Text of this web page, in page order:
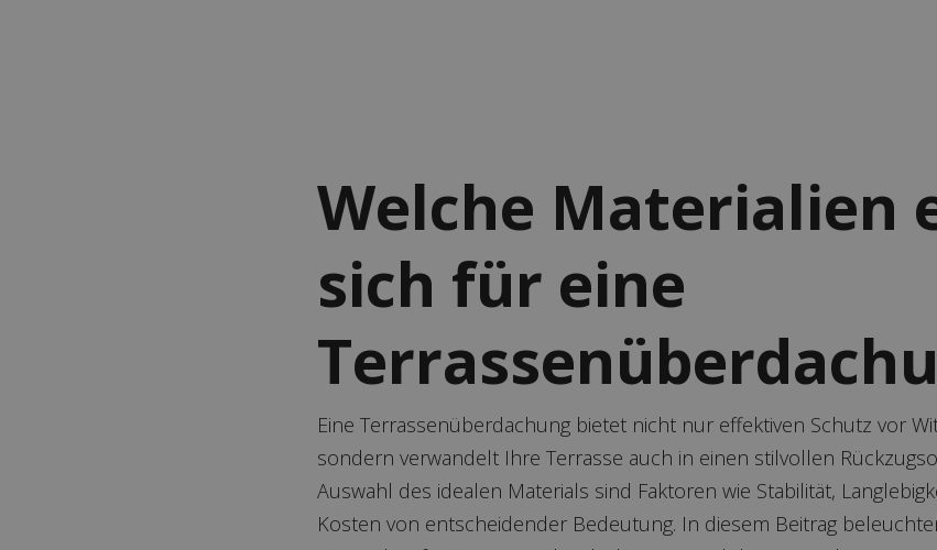
Welche Materialien
sich für eine
Eine Terrassenüberdachung bietet nicht nur effektiven Schutz vor
sondern verwandelt Ihre Terrasse auch in einen stilvollen
Auswahl des idealen Materials sind Faktoren wie Stabilität,
Kosten von entscheidender Bedeutung. In diesem Beitrag